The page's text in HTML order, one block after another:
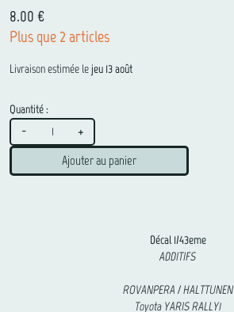
8.00 €
Plus que 2 articles
Livraison estimée le jeu 13 août
Quantité :
- +
Ajouter au panier
Décal 1/43eme
ADDITIFS
ROVANPERA / HALTTUNEN
Toyota YARIS RALLY1